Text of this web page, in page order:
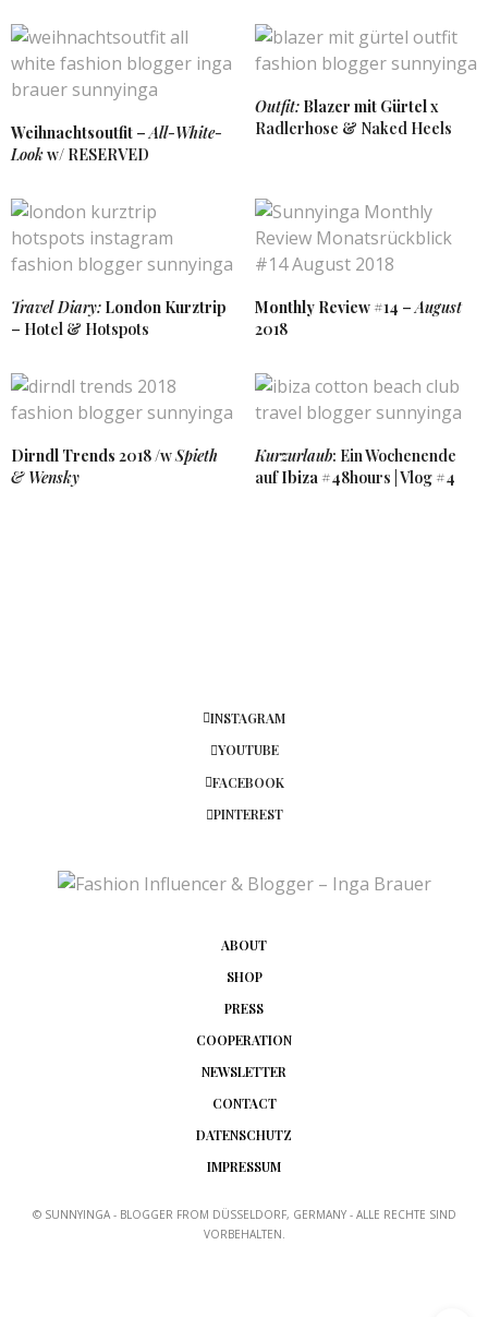
Weihnachtsoutfit –All-White-
Lookw/ RESERVED
Outfit: Blazer mit Gürtelx
Radlerhose & Naked Heels
Travel Diary: London Kurztrip
– Hotel & Hotspots
Monthly Review#14 –August
2018
Dirndl Trends 2018 /wSpieth
& Wensky
Kurzurlaub: Ein Wochenende
aufIbiza#48hours | Vlog #4
INSTAGRAM
YOUTUBE
FACEBOOK
PINTEREST
ABOUT
SHOP
PRESS
COOPERATION
NEWSLETTER
CONTACT
DATENSCHUTZ
IMPRESSUM
© SUNNYINGA - BLOGGER FROM DÜSSELDORF, GERMANY - ALLE RECHTE SIND
VORBEHALTEN.